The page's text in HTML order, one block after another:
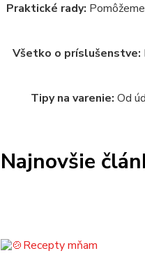
Praktické rady:
Všetko o príslušenstve:
Tipy na varenie: Od
Najnovšie